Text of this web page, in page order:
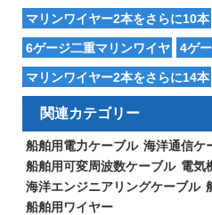
マリンワイヤー2本をさらに10本
6ゲージ二重マリンワイヤ 4ゲ
マリンワイヤー2本をさらに14本
関連カテゴリー
船舶用電力ケーブル 海洋通信ケ
船舶用可変周波数ケーブル 電気
海洋エンジニアリングケーブル
船舶用ワイヤー